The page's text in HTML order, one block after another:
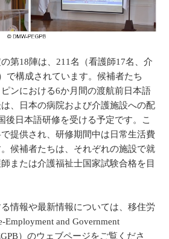
第18陣は、211名（看護師17名、介
で構成されています。候補者たち
ンにおける6か月間の渡航前日本語
、日本の病院および介護施設への配
後日本語研修を受ける予定です。こ
提供され、研修期間中は日常生活費
候補者たちは、それぞれの施設で就
または介護福祉士国家試験合格を目
情報や最新情報については、移住労
Employment and Government
）のウェブページをご覧くださ